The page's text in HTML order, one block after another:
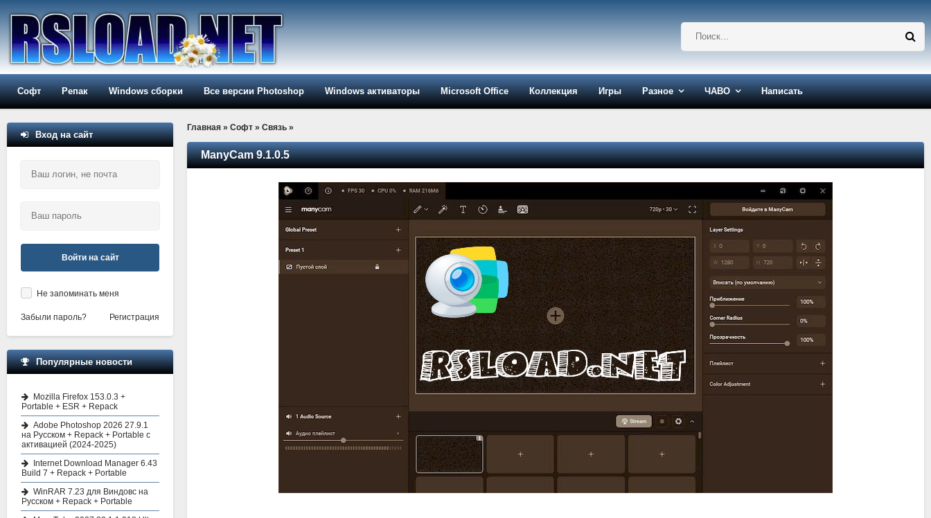
Софт Репак Windows сборки Все версии Photoshop Windows активаторы Microsoft Office Коллекция Игры Разное ЧАВО Написать
Главная » Софт » Связь »
ManyCam 9.1.0.5
Вход на сайт
Войти на сайт
Не запоминать меня
Забыли пароль? Регистрация
Популярные новости
Mozilla Firefox 153.0.3 +
Portable + ESR + Repack
Adobe Photoshop 2026 27.9.1
на Русском + Repack + Portable с
активацией (2024-2025)
Internet Download Manager 6.43
Build 7 + Repack + Portable
WinRAR 7.23 для Виндовс на
Русском + Repack + Portable